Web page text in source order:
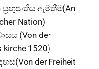
ඇමති්ම(An
Nation)
(Von der
kirche 1520)
der Freiheit